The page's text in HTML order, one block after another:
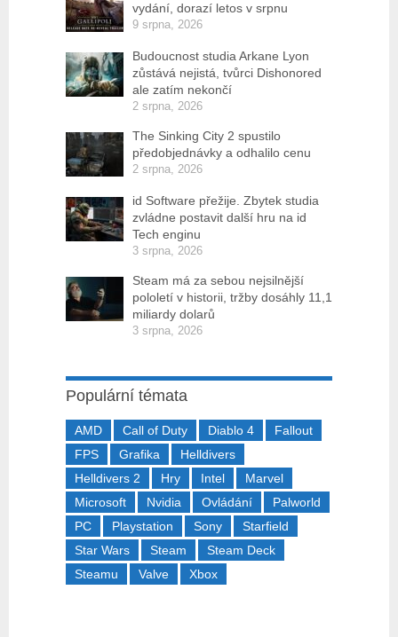
vydání, dorazí letos v srpnu
9 srpna, 2026
Budoucnost studia Arkane Lyon
zůstává nejistá, tvůrci Dishonored
ale zatím nekončí
2 srpna, 2026
The Sinking City 2 spustilo
předobjednávky a odhalilo cenu
2 srpna, 2026
id Software přežije. Zbytek studia
zvládne postavit další hru na id
Tech enginu
3 srpna, 2026
Steam má za sebou nejsilnější
pololetí v historii, tržby dosáhly 11,1
miliardy dolarů
3 srpna, 2026
Populární témata
AMD Call of Duty Diablo 4
Fallout
FPS
Grafika
Helldivers
Helldivers 2
Hry Intel
Marvel
Microsoft
Nvidia Ovládání
Palworld
PC
Playstation Sony
Starfield
Star Wars
Steam
Steam Deck
Steamu
Valve Xbox